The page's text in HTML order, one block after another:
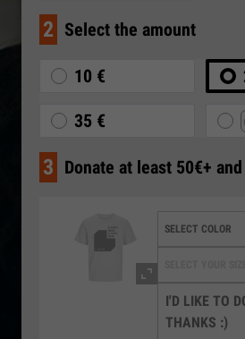
2 Select the amount
10 €
35 €
3 Donate at least 50€+
I'D LIKE TO
THANKS :)